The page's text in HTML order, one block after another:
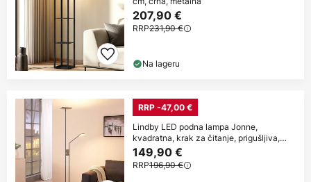
207,90 €
RRP231,90 €
Na lageru
RRP -47,00 €
Lindby LED podna lampa Jonne,
kvadratna, krak za čitanje, prigušljiva,
180 cm
149,90 €
RRP196,90 €